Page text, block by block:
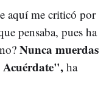
aquí me criticó por
pensaba, pues ha
Nunca muerdas
Acuérdate", ha